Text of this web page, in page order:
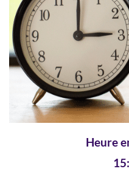
Heure